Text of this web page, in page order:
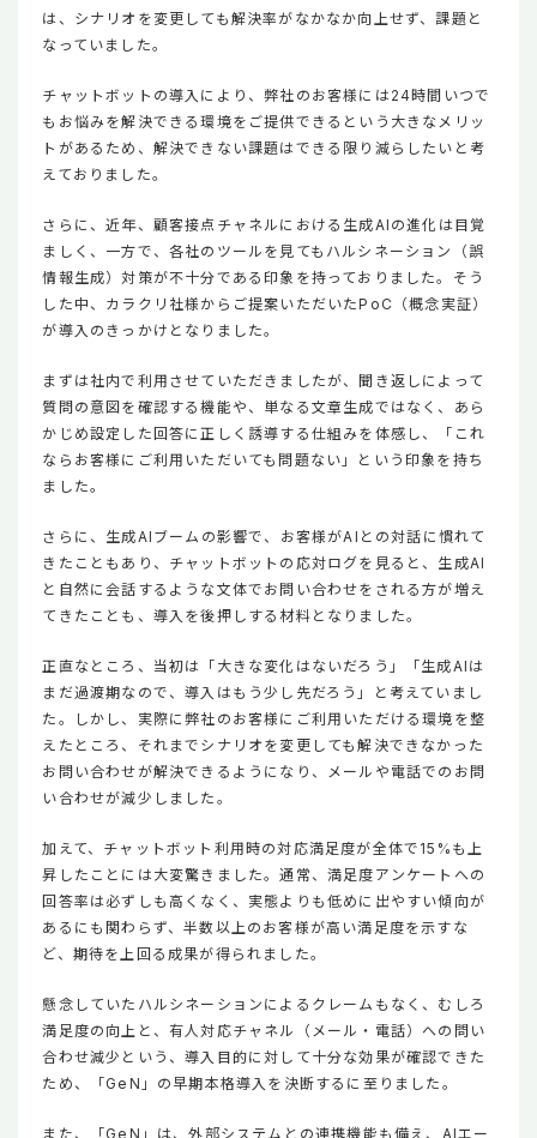
は、シナリオを変更しても解決率がなかなか向上せず、課題と
なっていました。
チャットボットの導入により、弊社のお客様には24時間いつで
もお悩みを解決できる環境をご提供できるという大きなメリッ
トがあるため、解決できない課題はできる限り減らしたいと考
えておりました。
さらに、近年、顧客接点チャネルにおける生成AIの進化は目覚
ましく、一方で、各社のツールを見てもハルシネーション（誤
情報生成）対策が不十分である印象を持っておりました。そう
した中、カラクリ社様からご提案いただいたPoC（概念実証）
が導入のきっかけとなりました。
まずは社内で利用させていただきましたが、聞き返しによって
質問の意図を確認する機能や、単なる文章生成ではなく、あら
かじめ設定した回答に正しく誘導する仕組みを体感し、「これ
ならお客様にご利用いただいても問題ない」という印象を持ち
ました。
さらに、生成AIブームの影響で、お客様がAIとの対話に慣れて
きたこともあり、チャットボットの応対ログを見ると、生成AI
と自然に会話するような文体でお問い合わせをされる方が増え
てきたことも、導入を後押しする材料となりました。
正直なところ、当初は「大きな変化はないだろう」「生成AIは
まだ過渡期なので、導入はもう少し先だろう」と考えていまし
た。しかし、実際に弊社のお客様にご利用いただける環境を整
えたところ、それまでシナリオを変更しても解決できなかった
お問い合わせが解決できるようになり、メールや電話でのお問
い合わせが減少しました。
加えて、チャットボット利用時の対応満足度が全体で15%も上
昇したことには大変驚きました。通常、満足度アンケートへの
回答率は必ずしも高くなく、実態よりも低めに出やすい傾向が
あるにも関わらず、半数以上のお客様が高い満足度を示すな
ど、期待を上回る成果が得られました。
懸念していたハルシネーションによるクレームもなく、むしろ
満足度の向上と、有人対応チャネル（メール・電話）への問い
合わせ減少という、導入目的に対して十分な効果が確認できた
ため、「GeN」の早期本格導入を決断するに至りました。
また、「GeN」は、外部システムとの連携機能も備え、AIエー